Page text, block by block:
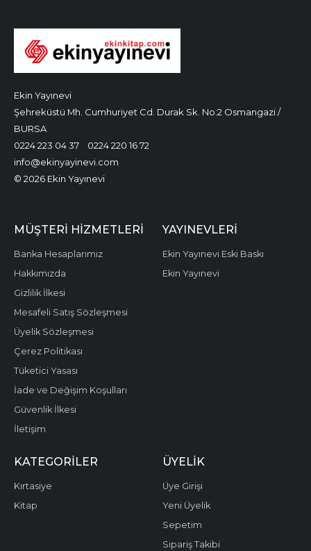
Ekin Yayınevi
Şehreküstü Mh. Cumhuriyet Cd. Durak Sk. No:2 Osmangazi /
BURSA
0224 223 04 37
0224 220 16 72
info@ekinyayinevi.com
© 2026 Ekin Yayınevi
MÜŞTERI HIZMETLERI
Banka Hesaplarımız
Hakkımızda
Gizlilik İlkesi
Mesafeli Satış Sözleşmesi
Üyelik Sözleşmesi
Çerez Politikası
Tüketici Yasası
İade ve Değişim Koşulları
Güvenlik İlkesi
İletişim
YAYINEVLERI
Ekin Yayınevi Eski Baskı
Ekin Yayınevi
KATEGORILER
Kırtasiye
Kitap
ÜYELIK
Üye Girişi
Yeni Üyelik
Sepetim
Sipariş Takibi